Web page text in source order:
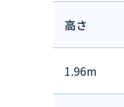
高さ
1.96m